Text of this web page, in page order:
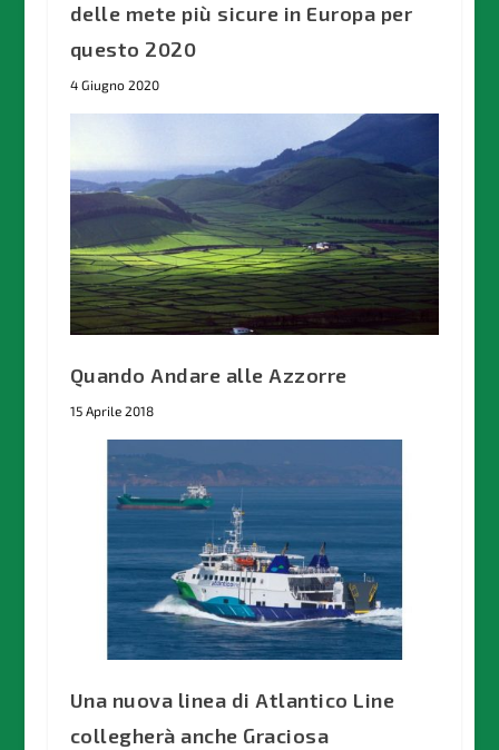
delle mete più sicure in Europa per
questo 2020
4 Giugno 2020
Quando Andare alle Azzorre
15 Aprile 2018
Una nuova linea di Atlantico Line
collegherà anche Graciosa